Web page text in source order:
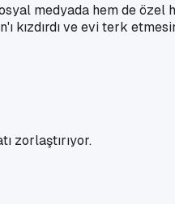
medyada hem de özel
kızdırdı ve evi terk
zorlaştırıyor.